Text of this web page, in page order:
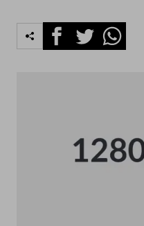
FacebookTwitterWhatsapp